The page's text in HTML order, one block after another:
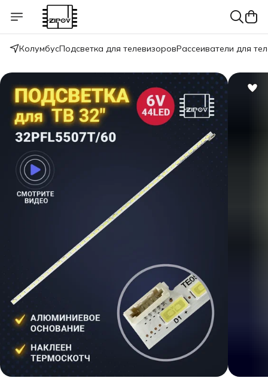
КолумбусПодсветка для телевизоровРассеиватели для